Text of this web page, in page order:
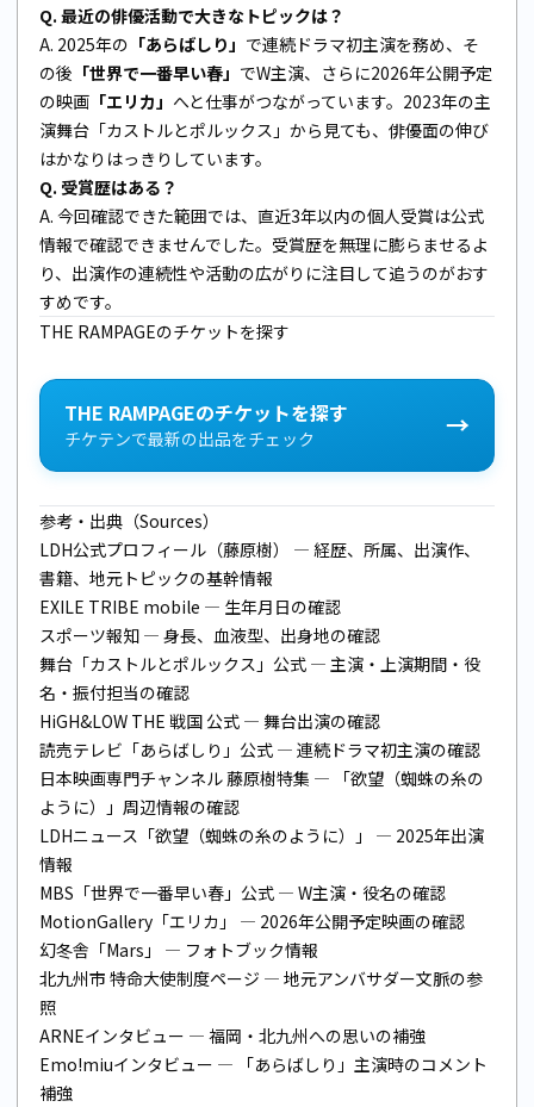
Q. 最近の俳優活動で大きなトピックは？
A. 2025年の 「あらばしり」 で連続ドラマ初主演を務め、そ
の後 「世界で一番早い春」 でW主演、さらに2026年公開予定
の映画 「エリカ」 へと仕事がつながっています。2023年の主
演舞台「カストルとポルックス」から見ても、俳優面の伸び
はかなりはっきりしています。
Q. 受賞歴はある？
A. 今回確認できた範囲では、直近3年以内の個人受賞は公式
情報で確認できませんでした。受賞歴を無理に膨らませるよ
り、出演作の連続性や活動の広がりに注目して追うのがおす
すめです。
THE RAMPAGEのチケットを探す
THE RAMPAGEのチケットを探す
チケテンで最新の出品をチェック →
参考・出典（Sources）
LDH公式プロフィール（藤原樹）
— 経歴、所属、出演作、
書籍、地元トピックの基幹情報
EXILE TRIBE mobile — 生年月日の確認
スポーツ報知 — 身長、血液型、出身地の確認
舞台「カストルとポルックス」公式 — 主演・上演期間・役
名・振付担当の確認
HiGH&LOW THE 戦国 公式 — 舞台出演の確認
読売テレビ「あらばしり」公式 — 連続ドラマ初主演の確認
日本映画専門チャンネル 藤原樹特集 — 「欲望（蜘蛛の糸の
ように）」周辺情報の確認
LDHニュース「欲望（蜘蛛の糸のように）」
— 2025年出演
情報
MBS「世界で一番早い春」公式 — W主演・役名の確認
MotionGallery「エリカ」
— 2026年公開予定映画の確認
幻冬舎「Mars」
— フォトブック情報
北九州市 特命大使制度ページ — 地元アンバサダー文脈の参
照
ARNEインタビュー — 福岡・北九州への思いの補強
Emo!miuインタビュー — 「あらばしり」主演時のコメント
補強